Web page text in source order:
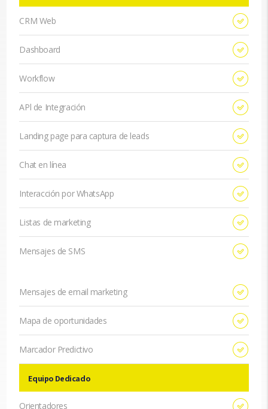
CRM Web
Dashboard
Workflow
APl de Integración
Landing page para captura de leads
Chat en línea
Interacción por WhatsApp
Listas de marketing
Mensajes de SMS
Mensajes de email marketing
Mapa de oportunidades
Marcador Predictivo
Equipo Dedicado
Orientadores